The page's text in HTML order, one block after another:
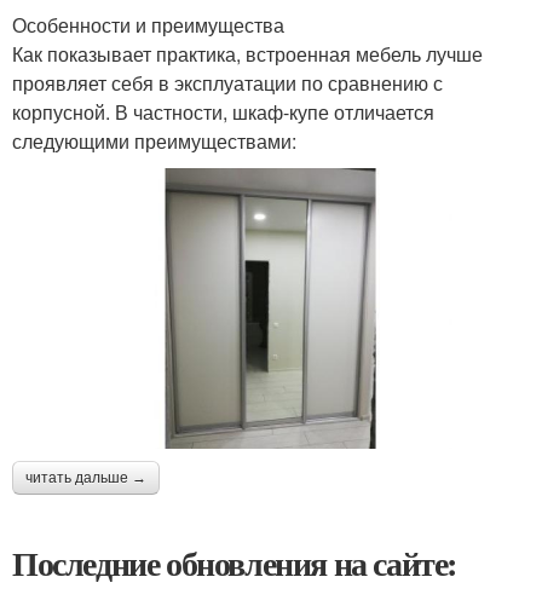
Особенности и преимущества
Как показывает практика, встроенная мебель лучше
проявляет себя в эксплуатации по сравнению с
корпусной. В частности, шкаф-купе отличается
следующими преимуществами:
читать дальше →
Последние обновления на сайте: